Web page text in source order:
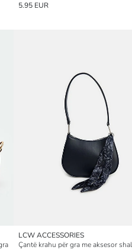
5.95 EUR
LCW ACCESSORIES